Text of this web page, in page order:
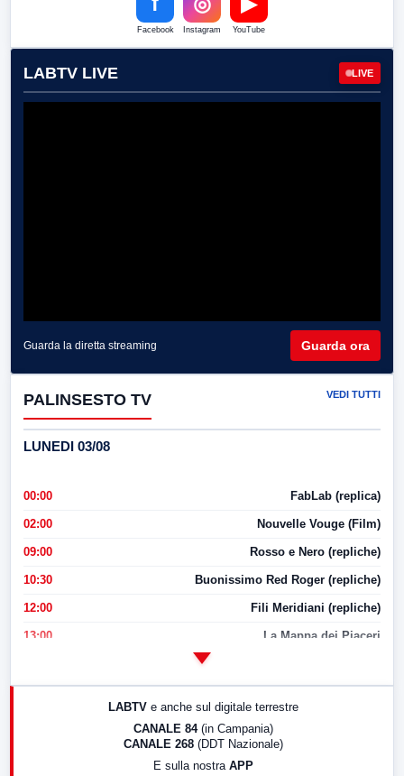
Facebook Instagram YouTube
LABTV LIVE LIVE
Guarda la diretta streaming Guarda ora
PALINSESTO TV VEDI TUTTI
LUNEDI 03/08
00:00 FabLab (replica)
02:00 Nouvelle Vouge (Film)
09:00 Rosso e Nero (repliche)
10:30 Buonissimo Red Roger (repliche)
12:00 Fili Meridiani (repliche)
13:00 La Mappa dei Piaceri
LABTV e anche sul digitale terrestre
CANALE 84 (in Campania)
CANALE 268 (DDT Nazionale)
E sulla nostra APP